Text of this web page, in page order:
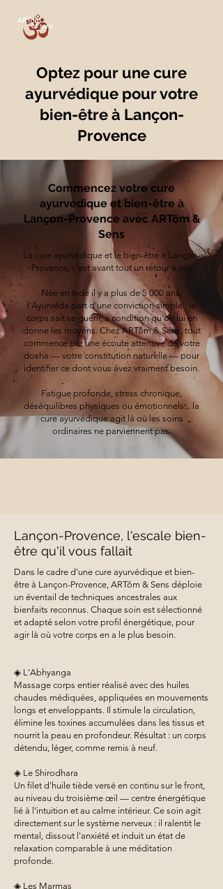
Optez pour une cure
ayurvédique pour votre
bien-être à Lançon-
Provence
Commencez votre cure
ayurvédique et bien-être à
Lançon-Provence avec ARTôm &
Sens
La cure ayurvédique et le bien-être à Lançon-
Provence, c'est avant tout un retour à soi.
Née en Inde il y a plus de 5 000 ans,
l'Ayurvéda part d'une conviction simple : le
corps sait se guérir, à condition qu'on lui en
donne les moyens. Chez ARTôm & Sens, tout
commence par une écoute attentive de votre
dosha — votre constitution naturelle — pour
identifier ce dont vous avez vraiment besoin.
Fatigue profonde, stress chronique,
déséquilibres physiques ou émotionnels... la
cure ayurvédique agit là où les soins
ordinaires ne parviennent pas.
Lançon-Provence, l'escale bien-
être qu'il vous fallait
Dans le cadre d'une cure ayurvédique et bien-
être à Lançon-Provence, ARTôm & Sens déploie
un éventail de techniques ancestrales aux
bienfaits reconnus. Chaque soin est sélectionné
et adapté selon votre profil énergétique, pour
agir là où votre corps en a le plus besoin.
◈ L'Abhyanga
Massage corps entier réalisé avec des huiles
chaudes médiquées, appliquées en mouvements
longs et enveloppants. Il stimule la circulation,
élimine les toxines accumulées dans les tissus et
nourrit la peau en profondeur. Résultat : un corps
détendu, léger, comme remis à neuf.
◈ Le Shirodhara
Un filet d'huile tiède versé en continu sur le front,
au niveau du troisième œil — centre énergétique
lié à l'intuition et au calme intérieur. Ce soin agit
directement sur le système nerveux : il ralentit le
mental, dissout l'anxiété et induit un état de
relaxation comparable à une méditation
profonde.
◈ Les Marmas